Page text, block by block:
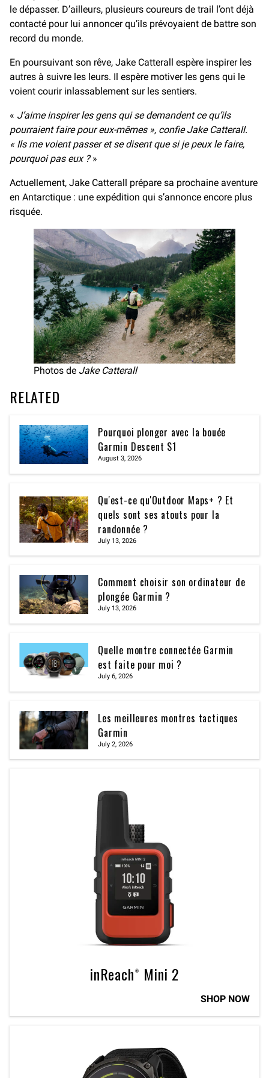
le dépasser. D’ailleurs, plusieurs coureurs de trail l’ont déjà
contacté pour lui annoncer qu’ils prévoyaient de battre son
record du monde.
En poursuivant son rêve, Jake Catterall espère inspirer les
autres à suivre les leurs. Il espère motiver les gens qui le
voient courir inlassablement sur les sentiers.
« J’aime inspirer les gens qui se demandent ce qu’ils
pourraient faire pour eux-mêmes », confie Jake Catterall.
« Ils me voient passer et se disent que si je peux le faire,
pourquoi pas eux ?»
Actuellement, Jake Catterall prépare sa prochaine aventure
en Antarctique : une expédition qui s’annonce encore plus
risquée.
Photos de Jake Catterall
RELATED
Pourquoi plonger avec la bouée
Garmin Descent S1
August 3, 2026
Qu'est-ce qu'Outdoor Maps+ ? Et
quels sont ses atouts pour la
randonnée ?
July 13, 2026
Comment choisir son ordinateur de
plongée Garmin ?
July 13, 2026
Quelle montre connectée Garmin
est faite pour moi ?
July 6, 2026
Les meilleures montres tactiques
Garmin
July 2, 2026
inReach® Mini 2
SHOP NOW